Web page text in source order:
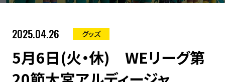
2025.04.26 グッズ
5月6日(火・休) WEリーグ第